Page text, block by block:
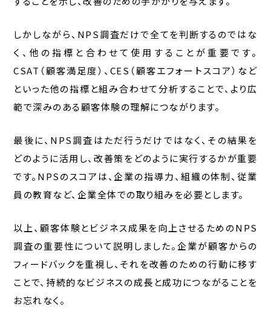
しかしながら、NPS調査だけで全てを判断するのではな
く、他の指標と合わせて使用することが重要です。
CSAT（顧客満足度）、CES（顧客エフォートスコア）など
といった他の指標と組み合わせて分析することで、より広
範で深みのある顧客体験の理解につながります。
最後に、NPS調査はただ行うだけではなく、その結果を
どのように活用し、改善策をどのように実行するかが重要
です。NPSのスコアは、企業の指導力、組織の体制、従業
員の教育など、企業全体での取り組みを必要とします。
以上、顧客体験とビジネス成果を向上させるためのNPS
調査の重要性について説明しました。企業が顧客からの
フィードバックを重視し、それを改善のための行動に移す
ことで、持続的なビジネスの成長と成功につながることを
お忘れなく。